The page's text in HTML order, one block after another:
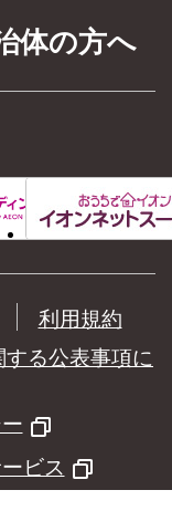
体の方へ
利用規約
る公表事項に
ビス